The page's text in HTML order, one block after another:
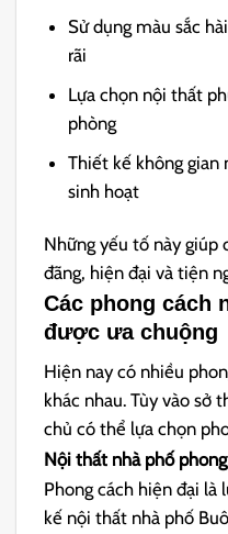
Sử dụng màu sắc
rãi
Lựa chọn nội thất
phòng
Thiết kế không gian
sinh hoạt
Những yếu tố này giúp
đãng, hiện đại và tiện
Các phong cách
được ưa chuộng
Hiện nay có nhiều
khác nhau. Tùy vào sở
chủ có thể lựa chọn
Nội thất nhà phố
Phong cách hiện đại
kế nội thất nhà phố